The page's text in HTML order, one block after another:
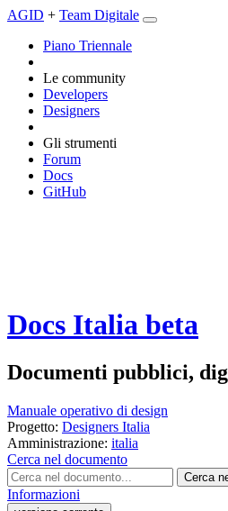
AGID + Team Digitale
Piano Triennale
Le community
Developers
Designers
Gli strumenti
Forum
Docs
GitHub
Docs Italia beta
Documenti pubblici,
Manuale operativo di design
Progetto: Designers Italia
Amministrazione: italia
Cerca nel documento
Cerca
Informazioni